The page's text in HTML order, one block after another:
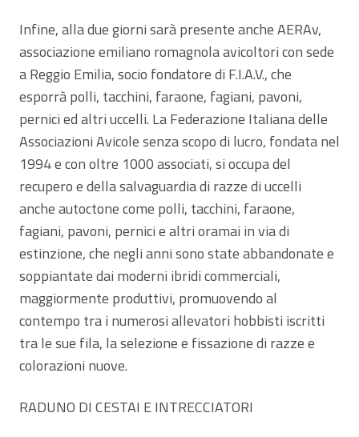
Infine, alla due giorni sarà presente anche AERAv,
associazione emiliano romagnola avicoltori con sede
a Reggio Emilia, socio fondatore di F.I.A.V., che
esporrà polli, tacchini, faraone, fagiani, pavoni,
pernici ed altri uccelli. La Federazione Italiana delle
Associazioni Avicole senza scopo di lucro, fondata nel
1994 e con oltre 1000 associati, si occupa del
recupero e della salvaguardia di razze di uccelli
anche autoctone come polli, tacchini, faraone,
fagiani, pavoni, pernici e altri oramai in via di
estinzione, che negli anni sono state abbandonate e
soppiantate dai moderni ibridi commerciali,
maggiormente produttivi, promuovendo al
contempo tra i numerosi allevatori hobbisti iscritti
tra le sue fila, la selezione e fissazione di razze e
colorazioni nuove.
RADUNO DI CESTAI E INTRECCIATORI